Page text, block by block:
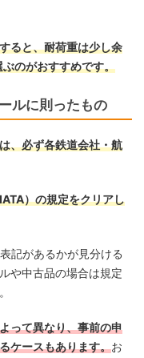
ると、耐荷重は少し余
のがおすすめです。
ルに則ったもの
、必ず各鉄道会社・航
）の規定をクリアし
記があるかが見分ける
や中古品の場合は規定
って異なり、事前の申
ケースもあります。お